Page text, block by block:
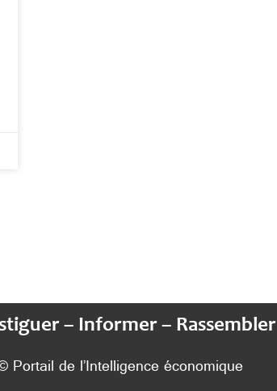
– Informer – Rassembler
Portail de l’Intelligence économique